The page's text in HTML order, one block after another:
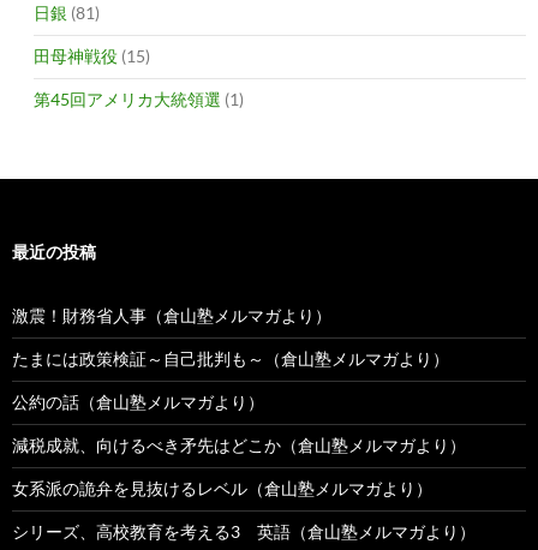
日銀 (81)
田母神戦役 (15)
第45回アメリカ大統領選 (1)
最近の投稿
激震！財務省人事（倉山塾メルマガより）
たまには政策検証～自己批判も～（倉山塾メルマガより）
公約の話（倉山塾メルマガより）
減税成就、向けるべき矛先はどこか（倉山塾メルマガより）
女系派の詭弁を見抜けるレベル（倉山塾メルマガより）
シリーズ、高校教育を考える3 英語（倉山塾メルマガより）